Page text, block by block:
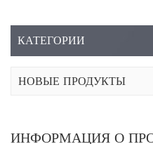
КАТЕГОРИИ
НОВЫЕ ПРОДУКТЫ
ИНФОРМАЦИЯ О